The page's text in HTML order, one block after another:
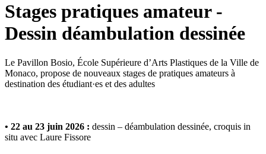
Stages pratiques amateur -
Dessin déambulation dessinée
Le Pavillon Bosio, École Supérieure d’Arts Plastiques de la Ville de
Monaco, propose de nouveaux stages de pratiques amateurs à
destination des étudiant·es et des adultes
• 22 au 23 juin 2026 : dessin – déambulation dessinée, croquis in
situ avec Laure Fissore